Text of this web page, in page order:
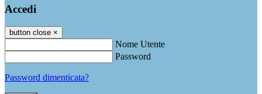
Accedi
button close ×
Nome Utente
Password
Password dimenticata?